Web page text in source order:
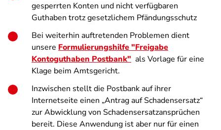
gesperrten Konten und nicht verfügbaren
Guthaben trotz gesetzlichem Pfändungsschutz
Bei weiterhin auftretenden Problemen dient
unsere Formulierungshilfe "Freigabe
Kontoguthaben Postbank" als Vorlage für eine
Klage beim Amtsgericht.
Inzwischen stellt die Postbank auf ihrer
Internetseite einen „Antrag auf Schadensersatz“
zur Abwicklung von Schadensersatzansprüchen
bereit. Diese Anwendung ist aber nur für einen